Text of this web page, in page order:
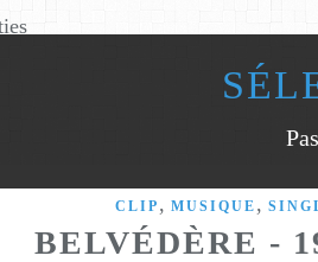
CLIP , MUSIQUE ,
BELVÉDÈRE -